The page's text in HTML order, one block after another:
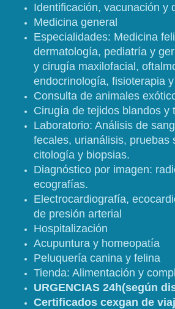
Identificación, vacunación y
Medicina general
Especialidades: Medicina
dermatología, pediatría y
y cirugía maxilofacial,
endocrinología, fisioterapia
Consulta de animales
Cirugía de tejidos blandos y
Laboratorio: Análisis de
fecales, urianálisis, pruebas
citología y biopsias.
Diagnóstico por imagen:
ecografías.
Electrocardiografía,
de presión arterial
Hospitalización
Acupuntura y homeopatía
Peluquería canina y felina
Tienda: Alimentación y
URGENCIAS 24h(según
Certificados cexgan de